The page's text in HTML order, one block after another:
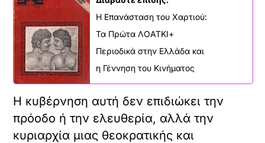
Η Επανάσταση του Χαρτιού:
Τα Πρώτα ΛΟΑΤΚΙ+
Περιοδικά στην Ελλάδα και
η Γέννηση του Κινήματος
Η κυβέρνηση αυτή δεν επιδιώκει την
πρόοδο ή την ελευθερία, αλλά την
κυριαρχία μιας θεοκρατικής και